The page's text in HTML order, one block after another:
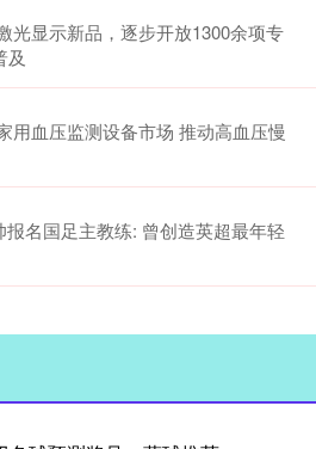
光显示新品，逐步开放1300余项专
及
用血压监测设备市场 推动高血压慢
名国足主教练: 曾创造英超最年轻